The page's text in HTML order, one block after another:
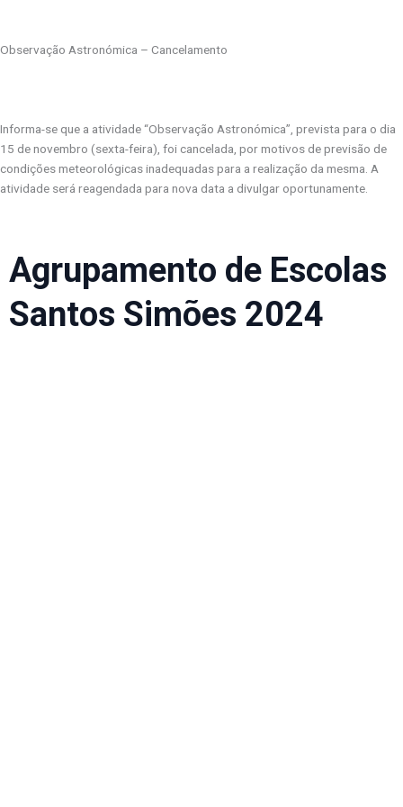
Observação Astronómica – Cancelamento
Informa-se que a atividade “Observação Astronómica”, prevista para o dia
15 de novembro (sexta-feira), foi cancelada, por motivos de previsão de
condições meteorológicas inadequadas para a realização da mesma. A
atividade será reagendada para nova data a divulgar oportunamente.
Agrupamento de Escolas
Santos Simões 2024